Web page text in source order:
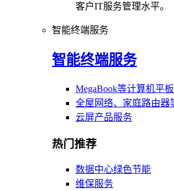
客户IT服务管理水平。
智能终端服务
智能终端服务
MegaBook等计算机平
全屋网络、家庭路由器
云屏产品服务
热门推荐
数据中心绿色节能
维保服务